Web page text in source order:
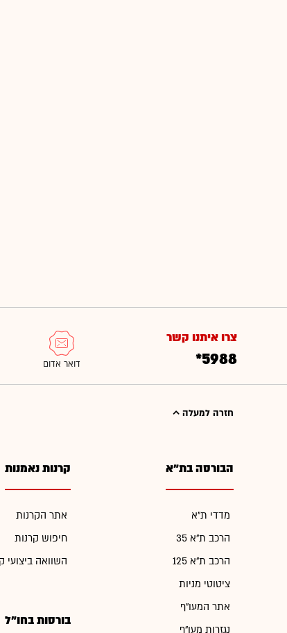
צרו איתנו קשר
*5988
חזרה למעלה
הבורסה בת"א
מדדי ת"א
הרכב ת"א 35
הרכב ת"א 125
ציטוטי מניות
אתר המעו"ף
נגזרות מעו"ף
קרנות נאמנות
אתר הקרנות
חיפוש קרנות
השוואה ביצועי
בורסות בחו"ל